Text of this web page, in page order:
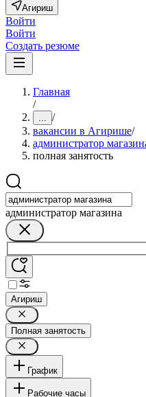
Агириш
Войти
Войти
Создать резюме
Главная
/
... /
вакансии в Агирише/
администратор
полная занятость
администратор магазина
Агириш
Полная занятость
График
Рабочие часы